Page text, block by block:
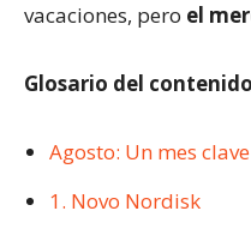
vacaciones, pero el
Glosario del
Agosto: Un mes
1. Novo Nordisk